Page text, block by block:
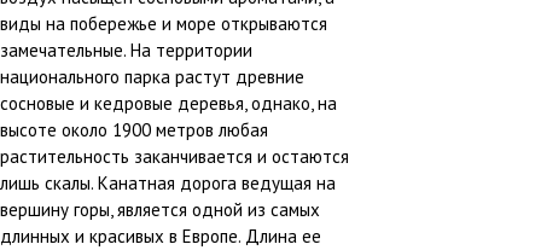
виды на побережье и море открываются
замечательные. На территории
национального парка растут древние
сосновые и кедровые деревья, однако, на
высоте около 1900 метров любая
растительность заканчивается и остаются
лишь скалы. Канатная дорога ведущая на
вершину горы, является одной из самых
длинных и красивых в Европе. Длина ее